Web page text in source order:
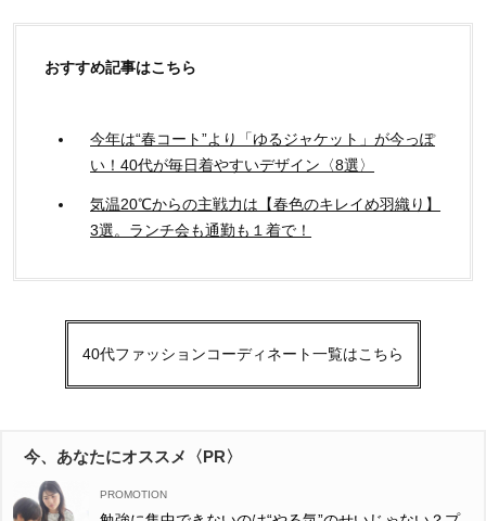
おすすめ記事はこちら
今年は“春コート”より「ゆるジャケット」が今っぽ
い！40代が毎日着やすいデザイン〈8選〉
気温20℃からの主戦力は【春色のキレイめ羽織り】
3選。ランチ会も通勤も１着で！
40代ファッションコーディネート一覧はこちら
今、あなたにオススメ〈PR〉